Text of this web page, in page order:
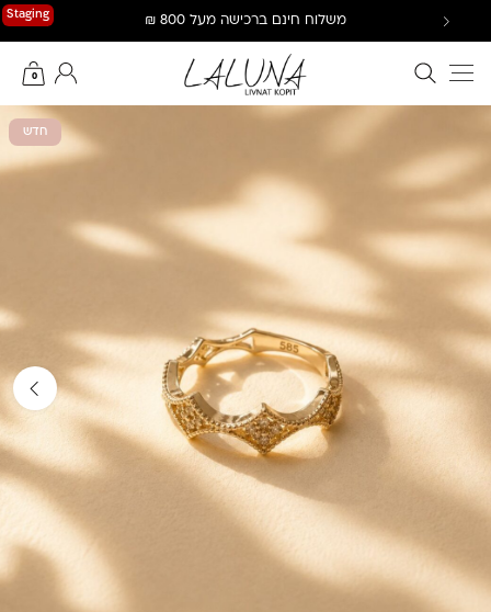
Staging משלוח חינם ברכישה מעל 800 ₪
חיפוש באתר
0
החשבון שלי
חדש